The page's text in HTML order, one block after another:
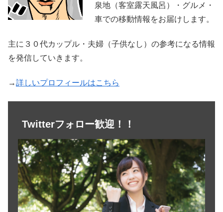
泉地（客室露天風呂）・グルメ・
車での移動情報をお届けします。
主に３０代カップル・夫婦（子供なし）の参考になる情報
を発信していきます。
→詳しいプロフィールはこちら
Twitterフォロー歓迎！！